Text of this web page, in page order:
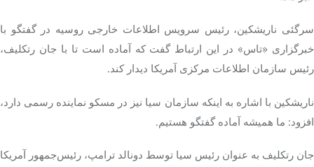
سرگئی ناریشکین، رئیس سرویس اطلاعات خارجی روسیه در گفتگو با
خبرگزاری «تاس» در این ارتباط گفت که آماده است تا با جان رتکلیف،
رئیس سازمان اطلاعات مرکزی آمریکا دیدار کند.
ناریشکین با اشاره به اینکه سازمان سیا نیز در مسکو نماینده رسمی دارد،
افزود: ما همیشه آماده گفتگو هستیم.
جان رتکلیف به عنوان رئیس سیا توسط دونالد ترامپ، رئیس‌جمهور آمریکا